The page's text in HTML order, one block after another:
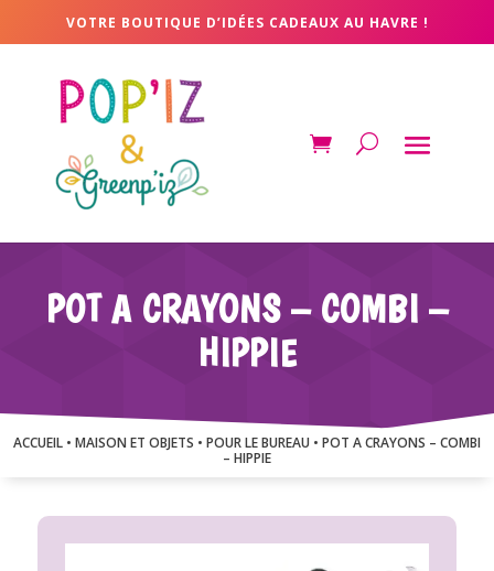
VOTRE BOUTIQUE D’IDÉES CADEAUX AU HAVRE !
POT A CRAYONS – COMBI –
HIPPIE
ACCUEIL • MAISON ET OBJETS • POUR LE BUREAU • POT A CRAYONS – COMBI
– HIPPIE